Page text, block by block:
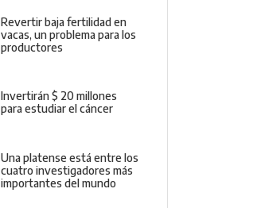
Revertir baja fertilidad en
vacas, un problema para los
productores
Invertirán $ 20 millones
para estudiar el cáncer
Una platense está entre los
cuatro investigadores más
importantes del mundo